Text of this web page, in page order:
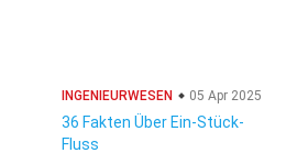
INGENIEURWESEN 05 Apr 2025
36 Fakten Über Ein-Stück-
Fluss